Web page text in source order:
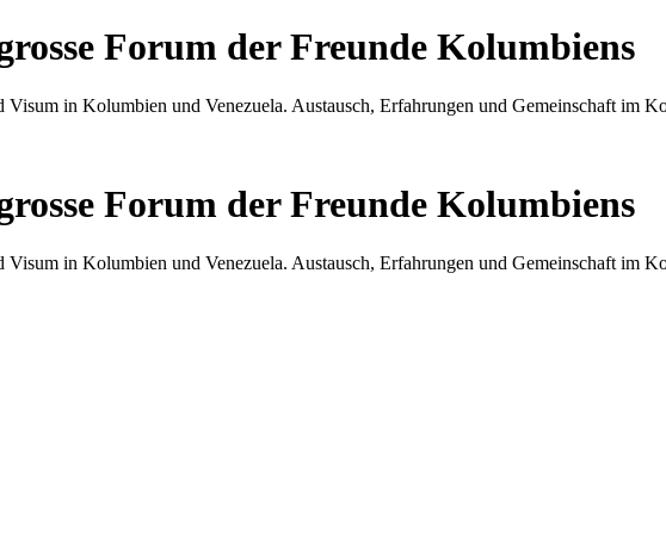
Forum der Freunde Kolumbiens
in Kolumbien und Venezuela. Austausch, Erfahrungen und Gemeinschaft im
Forum der Freunde Kolumbiens
in Kolumbien und Venezuela. Austausch, Erfahrungen und Gemeinschaft im